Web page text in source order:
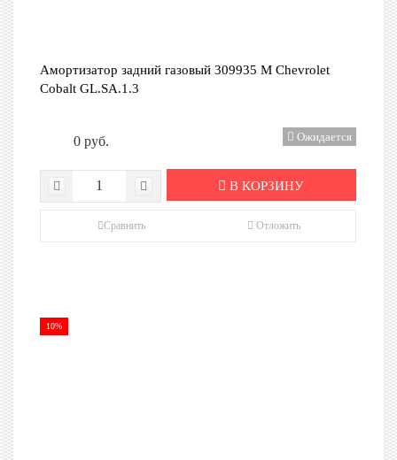
Амортизатор задний газовый 309935 М Сhevrolet
Cobalt GL.SA.1.3
0 руб. Ожидается
В КОРЗИНУ
Сравнить Отложить
10%